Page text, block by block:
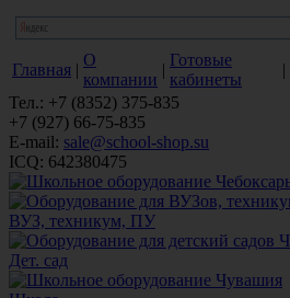
Главная |
О
компании
|
Готовые
кабинеты
|
Тел.: +7 (8352) 375-835
+7 (927) 66-75-835
E-mail: sale@school-shop.su
ICQ: 642380475
ВУЗ, техникум, ПУ
Дет. сад